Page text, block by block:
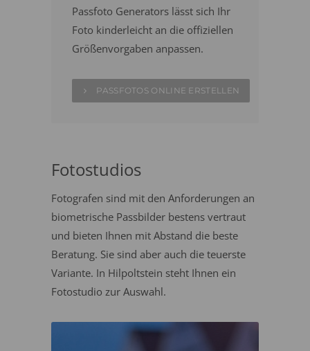
Passfoto Generators lässt sich Ihr
Foto kinderleicht an die offiziellen
Größenvorgaben anpassen.
PASSFOTOS ONLINE ERSTELLEN
Fotostudios
Fotografen sind mit den Anforderungen an
biometrische Passbilder bestens vertraut
und bieten Ihnen mit Abstand die beste
Beratung. Sie sind aber auch die teuerste
Variante. In Hilpoltstein steht Ihnen ein
Fotostudio zur Auswahl.